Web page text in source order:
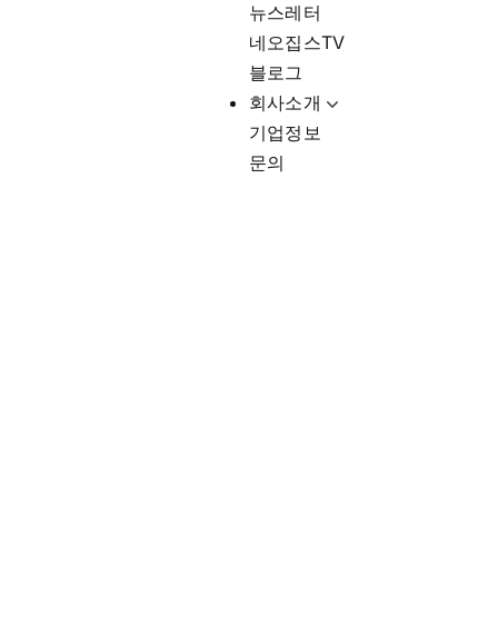
뉴스레터
네오집스TV
블로그
회사소개
기업정보
문의